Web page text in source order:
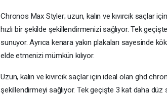
Chronos Max Styler; uzun, kalın ve kıvırcık saçlar
hızlı bir şekilde şekillendirmenizi sağlıyor. Tek
sunuyor. Ayrıca kenara yakın plakaları sayesinde
elde etmenizi mümkün kılıyor.
Uzun, kalın ve kıvırcık saçlar için ideal olan ghd
şekillendirmeyi sağlıyor. Tek geçişte 3 kat daha düz